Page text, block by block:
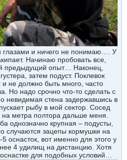
глазами и ничего не понимаю…. У
Начинаю пробовать все,
предыдущий опыт… Наконец,
затем подуст. Поклевок
не должно быть много, часто
Но надо срочно что-то сделать с
невидимая стена задержавшись в
рыбу в мой сектор. Сосед
на метра полтора дальше меня.
однозначно крупная – подусты,
случаются зацепы кормушки на
оснасток, вот именно для этого у
4 удилищ на дистанцию. Хотя
для подобных условий…